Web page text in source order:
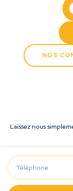
NOS
Laissez nous